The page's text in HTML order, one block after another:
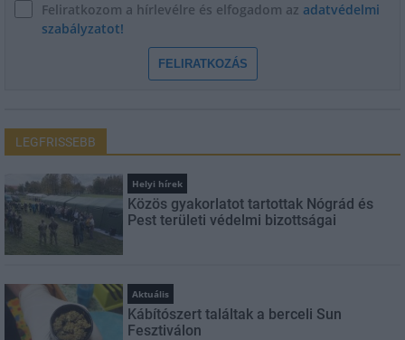
Feliratkozom a hírlevélre és elfogadom az adatvédelmi
szabályzatot!
FELIRATKOZÁS
LEGFRISSEBB
Helyi hírek
Közös gyakorlatot tartottak Nógrád és
Pest területi védelmi bizottságai
Aktuális
Kábítószert találtak a berceli Sun
Fesztiválon